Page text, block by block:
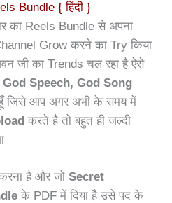
Bundle { हिंदी }
का Reels Bundle से अपना
Grow करने का Try किया
जी का Trends चल रहा है ऐसे
Speech, God Song
हूँ जिसे आप अगर अभी के समय में
करते है तो बहुत ही जल्दी
है और जोSecret
के PDF में दिया है उसे पद के